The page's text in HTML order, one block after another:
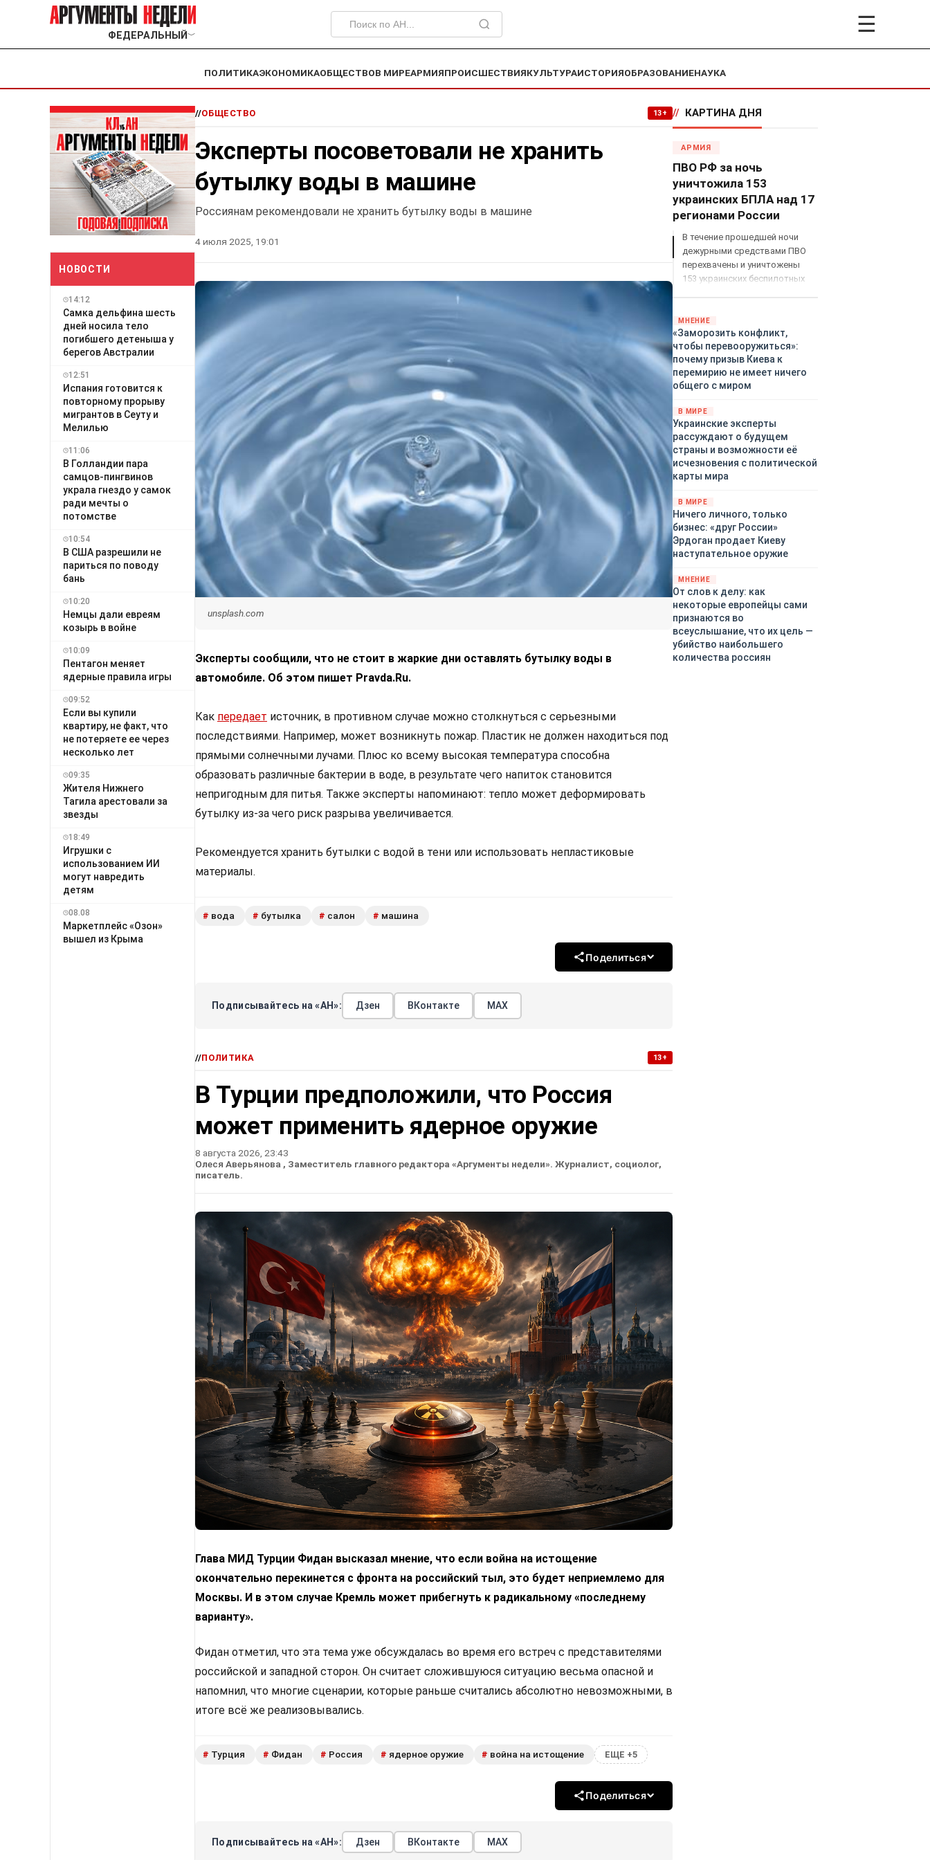
ФЕДЕРАЛЬНЫЙ ﹀ ☰
ПОЛИТИКАЭКОНОМИКАОБЩЕСТВОВ МИРЕАРМИЯПРОИСШЕСТВИЯКУЛЬТУРАИСТОРИЯОБРАЗОВАНИЕНАУКА
НОВОСТИ
14:12
Самка дельфина шесть
дней носила тело
погибшего детеныша у
берегов Австралии
12:51
Испания готовится к
повторному прорыву
мигрантов в Сеуту и
Мелилью
11:06
В Голландии пара
самцов-пингвинов
украла гнездо у самок
ради мечты о
потомстве
10:54
В США разрешили не
париться по поводу
бань
10:20
Немцы дали евреям
козырь в войне
10:09
Пентагон меняет
ядерные правила игры
09:52
Если вы купили
квартиру, не факт, что
не потеряете ее через
несколько лет
09:35
Жителя Нижнего
Тагила арестовали за
звезды
18:49
Игрушки с
использованием ИИ
могут навредить
детям
08.08
Маркетплейс «Озон»
вышел из Крыма
//ОБЩЕСТВО 13+
Эксперты посоветовали не хранить
бутылку воды в машине
Россиянам рекомендовали не хранить бутылку воды в машине
4 июля 2025, 19:01
unsplash.com
Эксперты сообщили, что не стоит в жаркие дни оставлять бутылку воды в
автомобиле. Об этом пишет Pravda.Ru.
Как передает источник, в противном случае можно столкнуться с серьезными
последствиями. Например, может возникнуть пожар. Пластик не должен находиться под
прямыми солнечными лучами. Плюс ко всему высокая температура способна
образовать различные бактерии в воде, в результате чего напиток становится
непригодным для питья. Также эксперты напоминают: тепло может деформировать
бутылку из-за чего риск разрыва увеличивается.
Рекомендуется хранить бутылки с водой в тени или использовать непластиковые
материалы.
# вода # бутылка # салон # машина
Поделиться
Подписывайтесь на «АН»: Дзен ВКонтакте МАХ
//ПОЛИТИКА 13+
В Турции предположили, что Россия
может применить ядерное оружие
8 августа 2026, 23:43
Олеся Аверьянова , Заместитель главного редактора «Аргументы недели». Журналист, социолог,
писатель.
Глава МИД Турции Фидан высказал мнение, что если война на истощение
окончательно перекинется с фронта на российский тыл, это будет неприемлемо для
Москвы. И в этом случае Кремль может прибегнуть к радикальному «последнему
варианту».
Фидан отметил, что эта тема уже обсуждалась во время его встреч с представителями
российской и западной сторон. Он считает сложившуюся ситуацию весьма опасной и
напомнил, что многие сценарии, которые раньше считались абсолютно невозможными, в
итоге всё же реализовывались.
# Турция # Фидан # Россия # ядерное оружие # война на истощение ЕЩЕ +5
Поделиться
Подписывайтесь на «АН»: Дзен ВКонтакте МАХ
// КАРТИНА ДНЯ
АРМИЯ
ПВО РФ за ночь
уничтожила 153
украинских БПЛА над 17
регионами России
В течение прошедшей ночи
дежурными средствами ПВО
перехвачены и уничтожены
153 украинских беспилотных
территориями Белгородской,
Брянской, Владимирской,
Воронежской, Калужской,
Курской, Липецкой,
Орловской, Ростовской,
Рязанской, Самарской,
Тульской областей,
Московского региона,
Республики Крым, Республики
Татарстан, Краснодарского
края и над акваториями
МНЕНИЕ
«Заморозить конфликт,
чтобы перевооружиться»:
почему призыв Киева к
перемирию не имеет ничего
общего с миром
В МИРЕ
Украинские эксперты
рассуждают о будущем
страны и возможности её
исчезновения с политической
карты мира
В МИРЕ
Ничего личного, только
бизнес: «друг России»
Эрдоган продает Киеву
наступательное оружие
МНЕНИЕ
От слов к делу: как
некоторые европейцы сами
признаются во
всеуслышание, что их цель —
убийство наибольшего
количества россиян